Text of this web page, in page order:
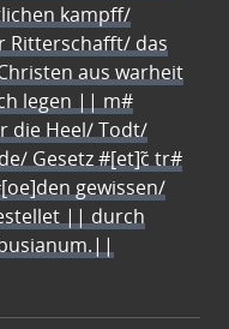
kampff/
das
aus warheit
legen || m#
die Heel/ Todt/
Gesetz #[et]c̃ tr#
gewissen/
|| durch